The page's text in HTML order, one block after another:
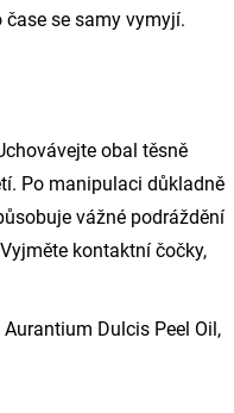
se samy vymyjí.
obal těsně
Po manipulaci důkladně
vážné podráždění
kontaktní čočky,
Dulcis Peel Oil,